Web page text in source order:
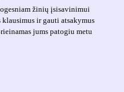
žinių įsisavinimui
ir gauti atsakymus
jums patogiu metu